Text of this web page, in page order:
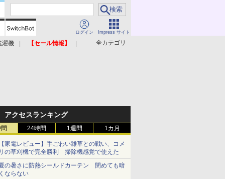
ログイン Impress サイト
全カテゴリ
濯機
【セール情報】
アクセスランキング
24時間 1週間 1カ月
家電レビュー】手ごわい雑草との戦い、コメ
の草刈機で完全勝利 掃除機感覚で使えた
の暑さに防熱シールドカーテン 閉めても暗
ならない